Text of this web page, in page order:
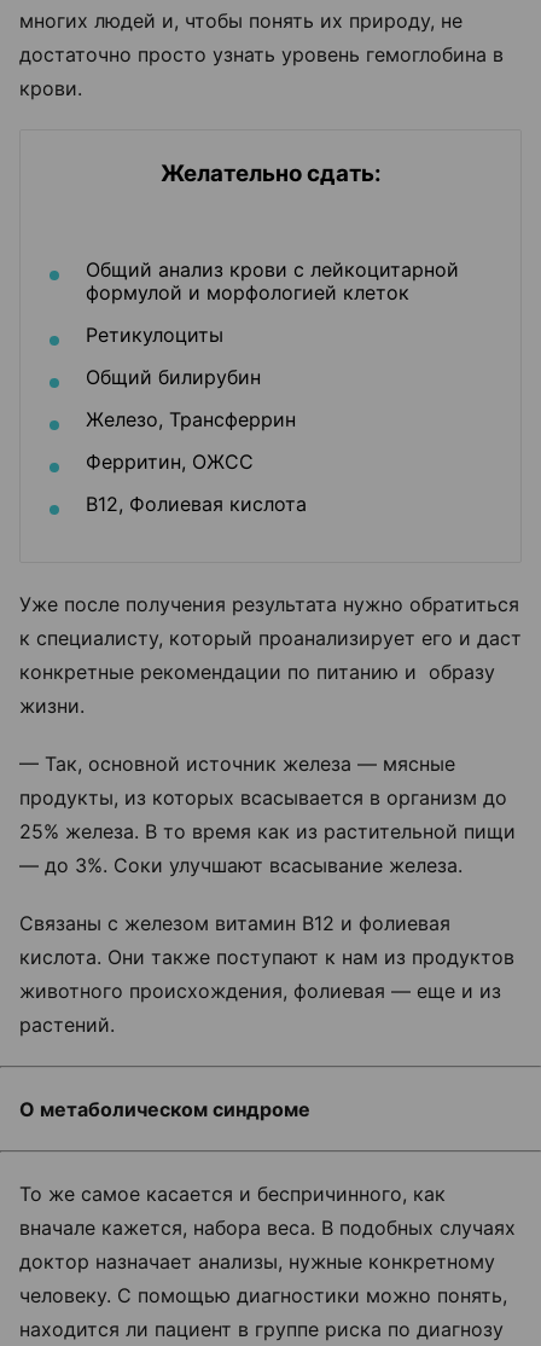
многих людей и, чтобы понять их природу, не
достаточно просто узнать уровень гемоглобина в
крови.
Желательно сдать:
Общий анализ крови с лейкоцитарной
формулой и морфологией клеток
Ретикулоциты
Общий билирубин
Железо, Трансферрин
Ферритин, ОЖСС
В12, Фолиевая кислота
Уже после получения результата нужно обратиться
к специалисту, который проанализирует его и даст
конкретные рекомендации по питанию и образу
жизни.
— Так, основной источник железа — мясные
продукты, из которых всасывается в организм до
25% железа. В то время как из растительной пищи
— до 3%. Соки улучшают всасывание железа.
Связаны с железом витамин В12 и фолиевая
кислота. Они также поступают к нам из продуктов
животного происхождения, фолиевая — еще и из
растений.
О метаболическом синдроме
То же самое касается и беспричинного, как
вначале кажется, набора веса. В подобных случаях
доктор назначает анализы, нужные конкретному
человеку. С помощью диагностики можно понять,
находится ли пациент в группе риска по диагнозу